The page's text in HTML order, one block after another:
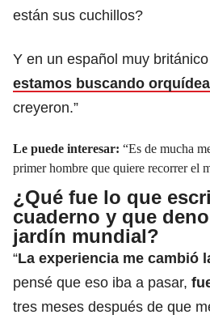
están sus cuchillos?
Y en un español muy británico
estamos buscando
creyeron.”
Le puede interesar: “Es de mucha
primer hombre que quiere recorrer el
¿Qué fue lo que
cuaderno y que
jardín mundial?
“La experiencia me cambió
pensé que eso iba a pasar,
tres meses después de que